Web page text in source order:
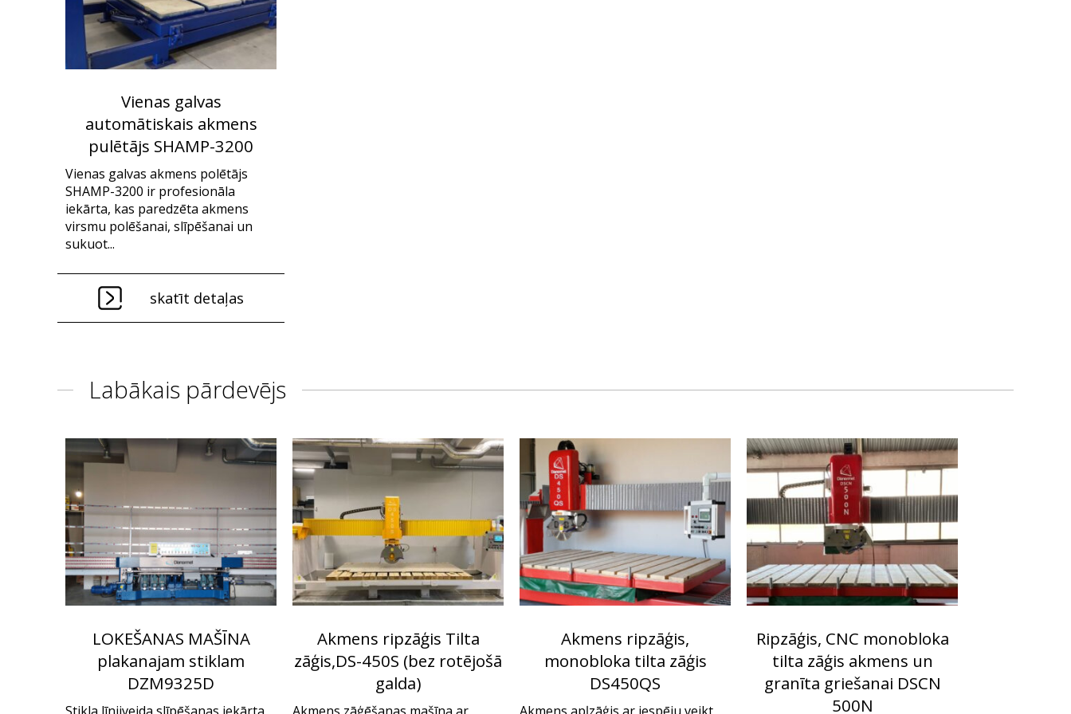
Vienas galvas
automātiskais akmens
pulētājs SHAMP-3200
Vienas galvas akmens polētājs
SHAMP-3200 ir profesionāla
iekārta, kas paredzēta akmens
virsmu polēšanai, slīpēšanai un
sukuot...
skatīt detaļas
Labākais pārdevējs
LOKEŠANAS MAŠĪNA
plakanajam stiklam
DZM9325D
Akmens ripzāģis Tilta
zāģis,DS-450S (bez rotējošā
galda)
Akmens ripzāģis,
monobloka tilta zāģis
DS450QS
Ripzāģis, CNC monobloka
tilta zāģis akmens un
granīta griešanai DSCN
500N